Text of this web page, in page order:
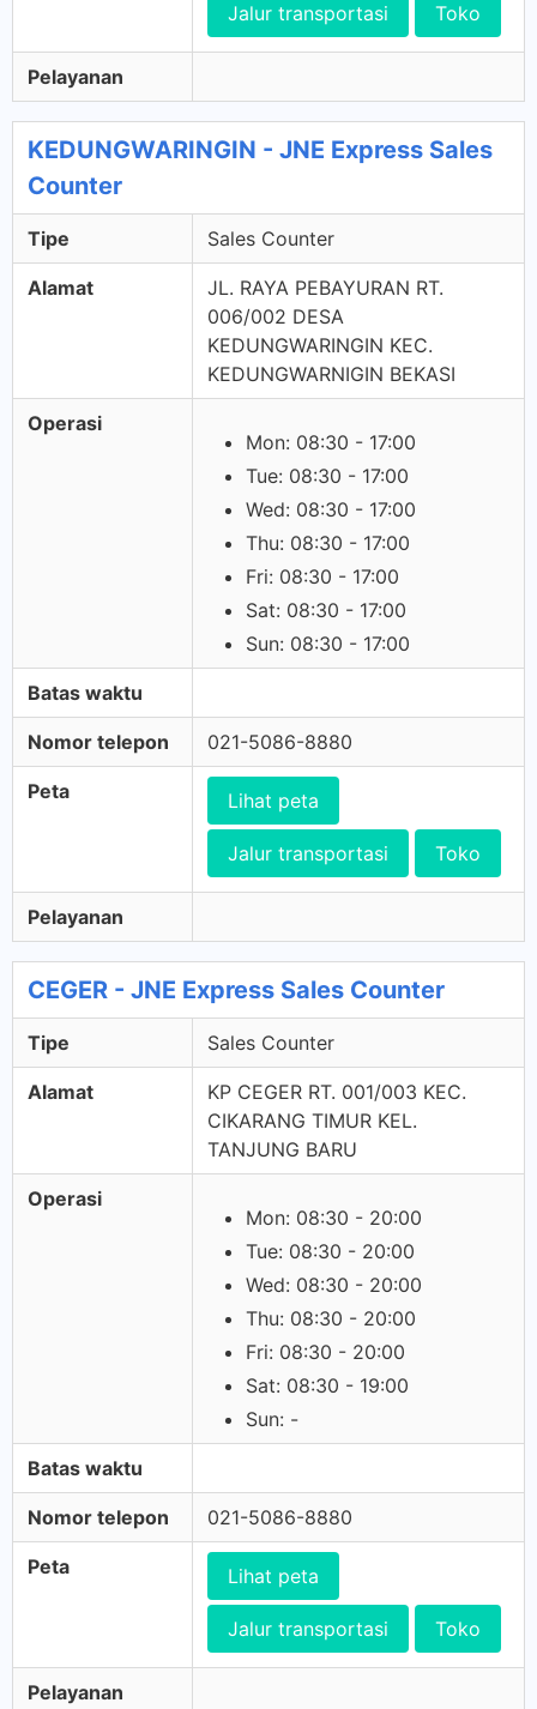
Jalur transportasi Toko
Pelayanan
KEDUNGWARINGIN - JNE Express Sales
Counter
Tipe Sales Counter
Alamat
JL. RAYA PEBAYURAN RT.
006/002 DESA
KEDUNGWARINGIN KEC.
KEDUNGWARNIGIN BEKASI
Operasi
Mon: 08:30 - 17:00
Tue: 08:30 - 17:00
Wed: 08:30 - 17:00
Thu: 08:30 - 17:00
Fri: 08:30 - 17:00
Sat: 08:30 - 17:00
Sun: 08:30 - 17:00
Batas waktu
Nomor telepon 021-5086-8880
Peta Lihat peta
Jalur transportasi Toko
Pelayanan
CEGER - JNE Express Sales Counter
Tipe Sales Counter
Alamat
KP CEGER RT. 001/003 KEC.
CIKARANG TIMUR KEL.
TANJUNG BARU
Operasi
Mon: 08:30 - 20:00
Tue: 08:30 - 20:00
Wed: 08:30 - 20:00
Thu: 08:30 - 20:00
Fri: 08:30 - 20:00
Sat: 08:30 - 19:00
Sun: -
Batas waktu
Nomor telepon 021-5086-8880
Peta Lihat peta
Jalur transportasi Toko
Pelayanan